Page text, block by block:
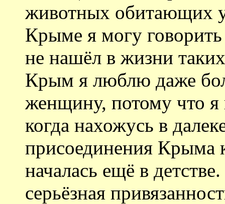
животных обитающих
Крыме я могу говорить
не нашёл в жизни
Крым я люблю даже
женщину, потому что
когда нахожусь в
присоединения Крыма
началась ещё в
серьёзная